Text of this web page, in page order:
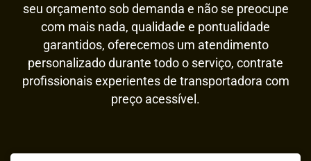
seu orçamento sob demanda e não se preocupe
com mais nada, qualidade e pontualidade
garantidos, oferecemos um atendimento
personalizado durante todo o serviço, contrate
profissionais experientes de transportadora com
preço acessível.